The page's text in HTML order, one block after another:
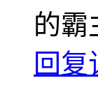
的霸
回复